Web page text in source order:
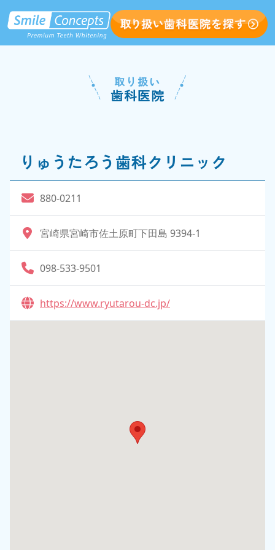
取り扱い
歯科医院
りゅうたろう歯科クリニック
880-0211
宮崎県宮崎市佐土原町下田島 9394-1
098-533-9501
https://www.ryutarou-dc.jp/